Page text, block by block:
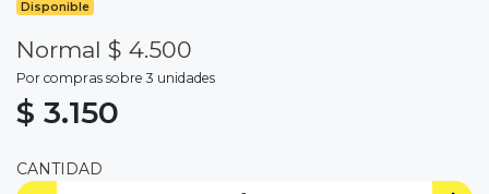
Disponible
Normal $ 4.500
Por compras sobre 3 unidades
$ 3.150
CANTIDAD